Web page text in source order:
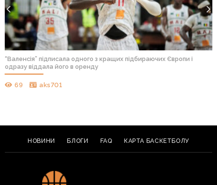
“Валенсія” підписала одного з кращих підбираючих Європи і
одразу віддала його в оренду
69 aks701
НОВИНИ БЛОГИ FAQ КАРТА БАСКЕТБОЛУ